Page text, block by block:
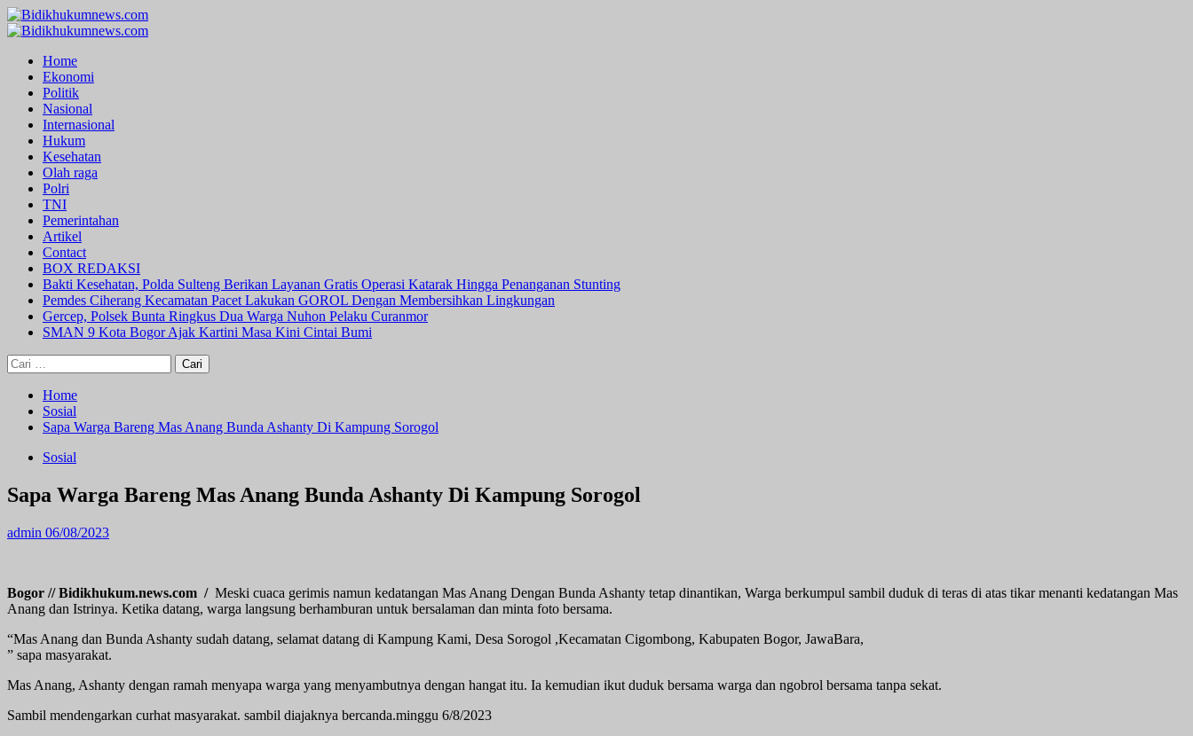
Skip
to
Primary
Home
Ekonomi
Politik
Nasional
Internasional
Hukum
Kesehatan
Olah raga
Polri
TNI
Pemerintahan
Artikel
Contact
BOX REDAKSI
Bakti Kesehatan, Polda Sulteng Berikan Layanan Gratis Operasi Katarak Hingga Penanganan Stunting
Pemdes Ciherang Kecamatan Pacet Lakukan GOROL Dengan Membersihkan Lingkungan
Gercep, Polsek Bunta Ringkus Dua Warga Nuhon Pelaku Curanmor
SMAN 9 Kota Bogor Ajak Kartini Masa Kini Cintai Bumi
Cari
untuk:
Home
Sosial
Sapa Warga Bareng Mas Anang Bunda Ashanty Di Kampung Sorogol
Sosial
Sapa Warga Bareng Mas Anang Bunda Ashanty Di Kampung Sorogol
admin 06/08/2023
Bogor // Bidikhukum.news.com / Meski cuaca gerimis namun kedatangan Mas Anang Dengan Bunda Ashanty tetap dinantikan, Warga berkumpul sambil duduk di teras di atas tikar menanti kedatangan Mas
Anang dan Istrinya. Ketika datang, warga langsung berhamburan untuk bersalaman dan minta foto bersama.
“Mas Anang dan Bunda Ashanty sudah datang, selamat datang di Kampung Kami, Desa Sorogol ,Kecamatan Cigombong, Kabupaten Bogor, JawaBara,
” sapa masyarakat.
Mas Anang, Ashanty dengan ramah menyapa warga yang menyambutnya dengan hangat itu. Ia kemudian ikut duduk bersama warga dan ngobrol bersama tanpa sekat.
Sambil mendengarkan curhat masyarakat. sambil diajaknya bercanda.minggu 6/8/2023